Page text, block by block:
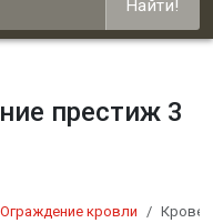
Найти!
престиж 3
Ограждение кровли